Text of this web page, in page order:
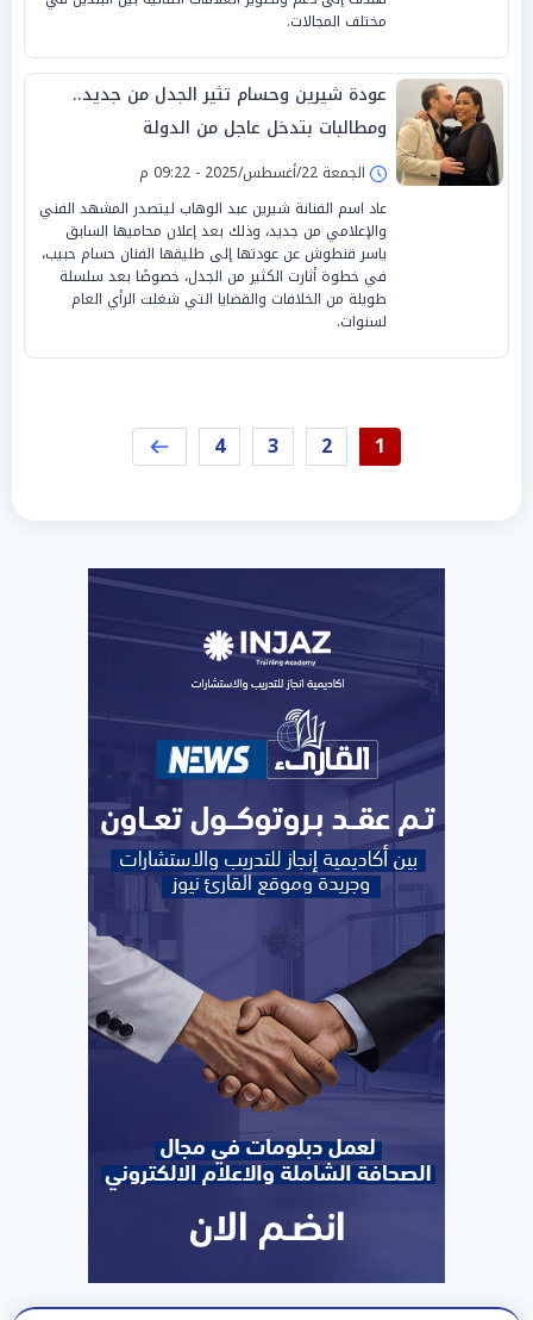
مختلف المجالات.
عودة شيرين وحسام تثير الجدل من جديد..
ومطالبات بتدخل عاجل من الدولة
الجمعة 22/أغسطس/2025 - 09:22 م
عاد اسم الفنانة شيرين عبد الوهاب ليتصدر المشهد الفني
والإعلامي من جديد، وذلك بعد إعلان محاميها السابق
ياسر قنطوش عن عودتها إلى طليقها الفنان حسام حبيب،
في خطوة أثارت الكثير من الجدل، خصوصًا بعد سلسلة
طويلة من الخلافات والقضايا التي شغلت الرأي العام
لسنوات.
1
2
3
4